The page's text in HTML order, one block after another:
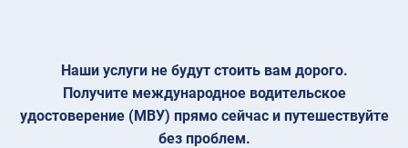
Наши услуги не будут стоить вам дорого.
Получите международное водительское
удостоверение (МВУ) прямо сейчас и путешествуйте
без проблем.